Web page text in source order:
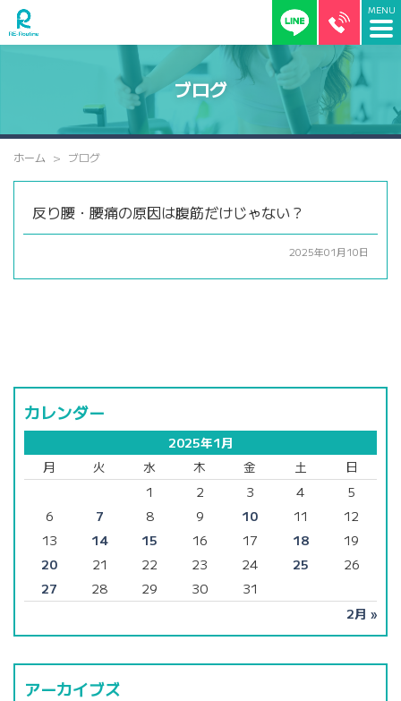
ブログ
ホーム ブログ
反り腰・腰痛の原因は腹筋だけじゃない？
2025年01月10日
カレンダー
2025年1月
月
火 水 木 金 土 日
2月 »
1 2 3 4
5
6
7 8 9 10 11
12
13
14 15 16 17 18
19
20
21 22 23 24 25
26
27
28 29 30 31
アーカイブズ